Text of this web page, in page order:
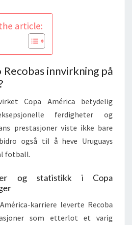
article:
innvirkning på
Copa América betydelig
ferdigheter og
prestasjoner viste ikke bare
også til å heve Uruguays
fotball.
og statistikk i Copa
karriere leverte Recoba
som etterlot et varig